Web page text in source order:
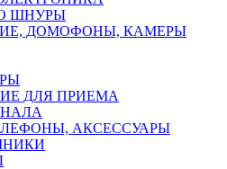
ШНУРЫ
ДОМОФОНЫ, КАМЕРЫ
ДЛЯ ПРИЕМА
АКСЕССУАРЫ